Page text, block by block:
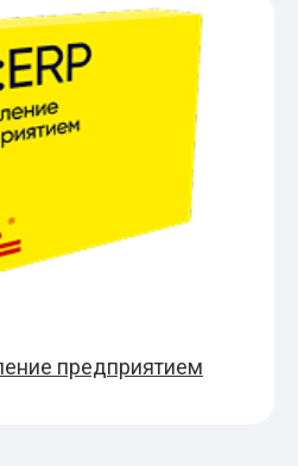
предприятием